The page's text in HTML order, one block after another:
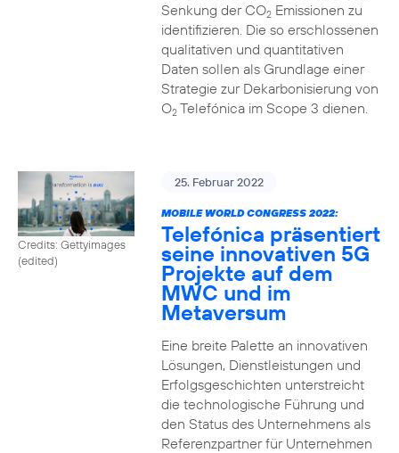
Senkung der CO2Emissionen zu
identifizieren. Die so erschlossenen
qualitativen und quantitativen
Daten sollen als Grundlage einer
Strategie zur Dekarbonisierung von
O2Telefónica im Scope 3 dienen.
Credits: Gettyimages
(edited)
25. Februar 2022
MOBILE WORLD CONGRESS 2022:
Telefónica präsentiert
seine innovativen 5G
Projekte auf dem
MWC und im
Metaversum
Eine breite Palette an innovativen
Lösungen, Dienstleistungen und
Erfolgsgeschichten unterstreicht
die technologische Führung und
den Status des Unternehmens als
Referenzpartner für Unternehmen